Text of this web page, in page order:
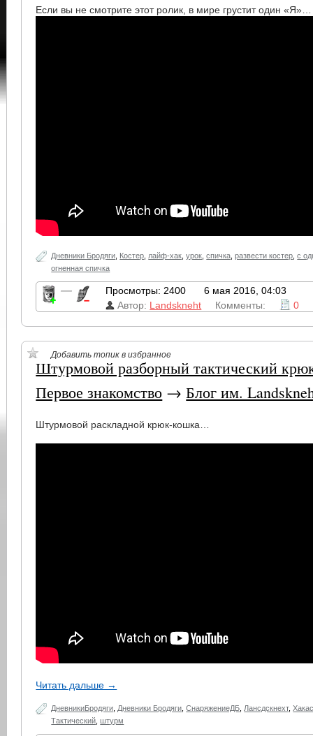
Если вы не смотрите этот ролик, в мире грустит один «Я»…
Дневники Бродяги Костер лайф-хак ,урок ,спичка ,развести костер ,с
огненная спичка
— Просмотры: 2400
6 мая 2016, 04:03
Автор: Landskneht Комменты: 0
Добавить топик в избранное
Штурмовой разборный тактический
Первое знакомство →Блог им.
Штурмовой раскладной крюк-кошка…
Читать дальше →
ДневникиБродяги Дневники Бродяги ,СнаряжениеДБ Лансдскнехт,
Тактический ,штурм